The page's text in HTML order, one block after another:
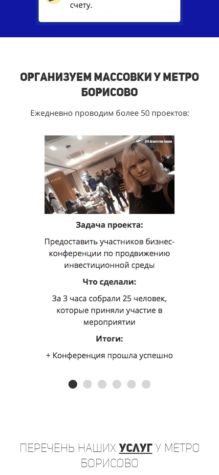
Организуем массовки у метро
Борисово
Ежедневно проводим более 50 проектов:
Перечень нашихуслугу метро
Борисово